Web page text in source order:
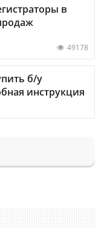
в
49178
б/у
инструкция